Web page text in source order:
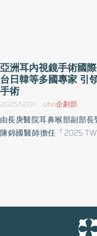
亞洲耳內視鏡手術國
台日韓等多國專家 引
手術
2025/12/31 Uho企劃部
由長庚醫院耳鼻喉部副部
陳錦國醫師擔任「2025
亞耳鼻喉科學會前理事長